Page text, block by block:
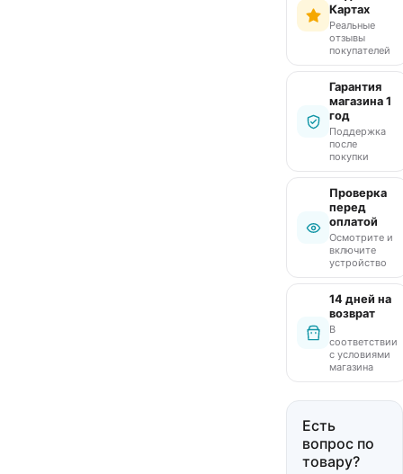
Картах
Реальные
отзывы
покупателей
Гарантия
магазина 1
год
Поддержка
после
покупки
Проверка
перед
оплатой
Осмотрите и
включите
устройство
14 дней на
возврат
В
соответствии
с условиями
магазина
Есть
вопрос по
товару?